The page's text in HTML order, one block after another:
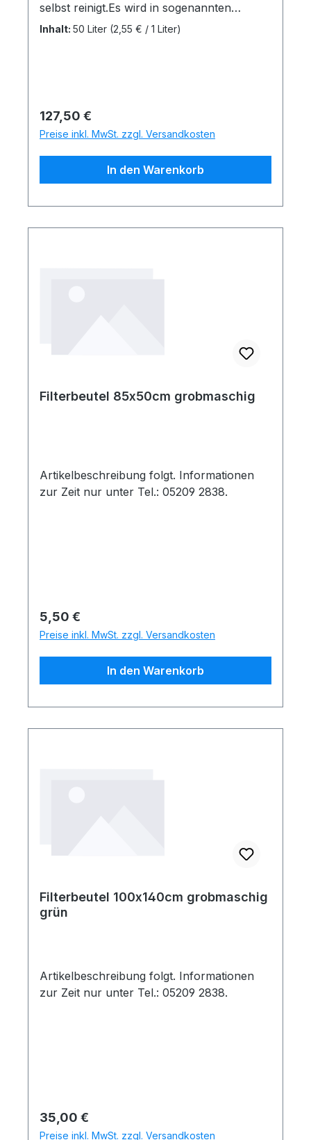
selbst reinigt.Es wird in sogenannten
Moving Bead Filteranlagen eingesetzt.
Baut Ammonium und Nitrit ab-Liefert
hevorragende biologische Ergebnisse
Inhalt: 50 Liter (2,55 € / 1 Liter)
Regulärer Preis:
127,50 €
Preise inkl. MwSt. zzgl. Versandkosten
In den Warenkorb
Filterbeutel 85x50cm grobmaschig
Artikelbeschreibung folgt. Informationen
zur Zeit nur unter Tel.: 05209 2838.
Regulärer Preis:
5,50 €
Preise inkl. MwSt. zzgl. Versandkosten
In den Warenkorb
Filterbeutel 100x140cm grobmaschig
grün
Artikelbeschreibung folgt. Informationen
zur Zeit nur unter Tel.: 05209 2838.
Regulärer Preis:
35,00 €
Preise inkl. MwSt. zzgl. Versandkosten